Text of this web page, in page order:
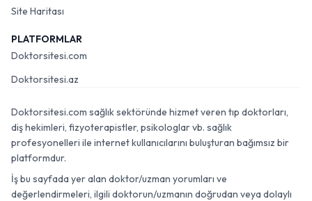
Site Haritası
PLATFORMLAR
Doktorsitesi.com
Doktorsitesi.az
Doktorsitesi.com sağlık sektöründe hizmet veren tıp doktorları,
diş hekimleri, fizyoterapistler, psikologlar vb. sağlık
profesyonelleri ile internet kullanıcılarını buluşturan bağımsız bir
platformdur.
İş bu sayfada yer alan doktor/uzman yorumları ve
değerlendirmeleri, ilgili doktorun/uzmanın doğrudan veya dolaylı